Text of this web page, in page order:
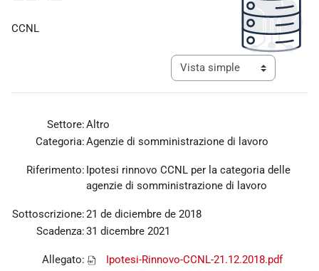
CCNL
Ver modo de navegación
Settore:Altro
Categoria:Agenzie di somministrazione di lavoro
Riferimento: Ipotesi rinnovo CCNL per la categoria delle
agenzie di somministrazione di lavoro
Sottoscrizione:21 de diciembre de 2018
Scadenza:31 dicembre 2021
Allegato: Ipotesi-Rinnovo-CCNL-21.12.2018.pdf